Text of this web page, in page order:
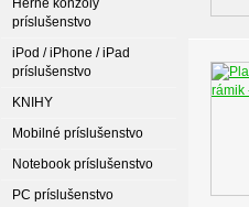
Herné konzoly
príslušenstvo
iPod / iPhone / iPad
príslušenstvo
KNIHY
Mobilné príslušenstvo
Notebook príslušenstvo
PC príslušenstvo